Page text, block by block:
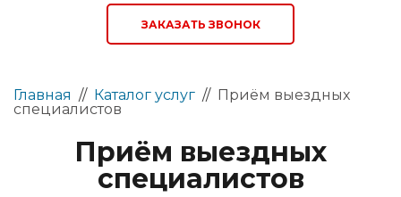
ЗАКАЗАТЬ ЗВОНОК
Главная // Каталог услуг // Приём выездных
специалистов
Приём выездных
специалистов